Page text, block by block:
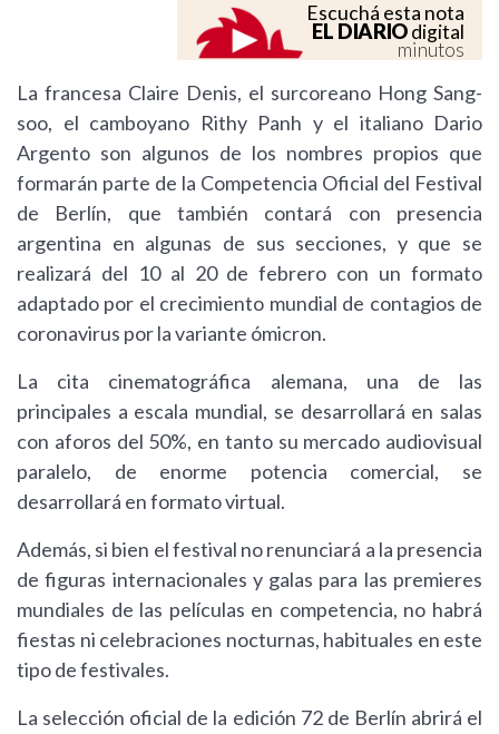
Escuchá esta nota
EL DIARIOdigital
minutos
La francesa Claire Denis, el surcoreano Hong Sang-
soo, el camboyano Rithy Panh y el italiano Dario
Argento son algunos de los nombres propios que
formarán parte de la Competencia Oficial del Festival
de Berlín, que también contará con presencia
argentina en algunas de sus secciones, y que se
realizará del 10 al 20 de febrero con un formato
adaptado por el crecimiento mundial de contagios de
coronavirus por la variante ómicron.
La cita cinematográfica alemana, una de las
principales a escala mundial, se desarrollará en salas
con aforos del 50%, en tanto su mercado audiovisual
paralelo, de enorme potencia comercial, se
desarrollará en formato virtual.
Además, si bien el festival no renunciará a la presencia
de figuras internacionales y galas para las premieres
mundiales de las películas en competencia, no habrá
fiestas ni celebraciones nocturnas, habituales en este
tipo de festivales.
La selección oficial de la edición 72 de Berlín abrirá el